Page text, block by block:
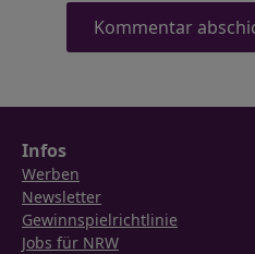
Infos
Werben
Newsletter
Gewinnspielrichtlinie
Jobs für NRW